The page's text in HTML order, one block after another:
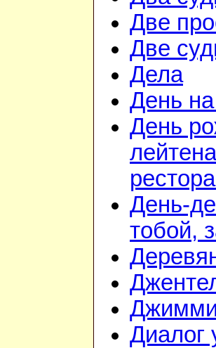
Две
Две
Дела
День
День
День-
тобой,
Диалог